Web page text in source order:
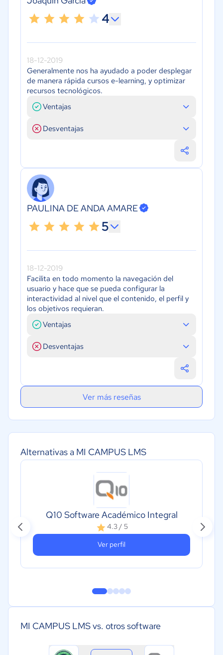
Alternativas a MI CAMPUS LMS
Q10 Software Académico Integral
4.3 / 5
Ver perfil
MI CAMPUS LMS vs. otros software
4
18-12-2019
Generalmente nos ha ayudado a poder desplegar
de manera rápida cursos e-learning, y optimizar
recursos tecnológicos.
Ventajas
Desventajas
PAULINA DE ANDA AMARE
5
18-12-2019
Facilita en todo momento la navegación del
usuario y hace que se pueda configurar la
interactividad al nivel que el contenido, el perfil y
los objetivos requieran.
Ventajas
Desventajas
Ver más reseñas